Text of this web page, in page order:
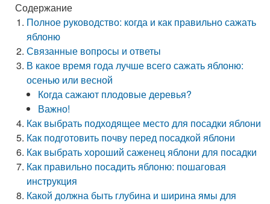
Содержание
Полное руководство: когда и как правильно сажать
яблоню
Связанные вопросы и ответы
В какое время года лучше всего сажать яблоню:
осенью или весной
Когда сажают плодовые деревья?
Важно!
Как выбрать подходящее место для посадки яблони
Как подготовить почву перед посадкой яблони
Как выбрать хороший саженец яблони для посадки
Как правильно посадить яблоню: пошаговая
инструкция
Какой должна быть глубина и ширина ямы для